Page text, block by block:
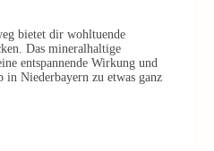
bietet dir wohltuende
Das mineralhaltige
entspannende Wirkung und
in Niederbayern zu etwas ganz